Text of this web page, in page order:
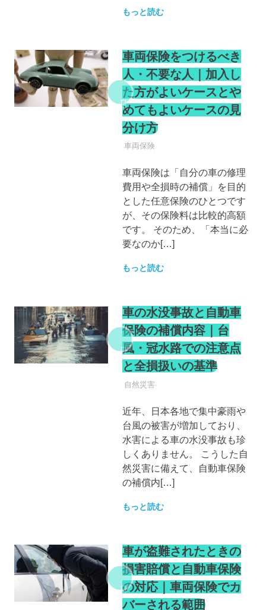
もっと読む
車両保険をつけるべき
人・不要な人｜加入し
た方がよいケースとや
めてもよいケースの見
分け方
自動車保険
車両保険
車両保険は「自分の車の修理
費用や全損時の補償」を目的
とした任意保険のひとつです
が、その保険料は比較的高額
です。 そのため、「本当に必
要なのか[…]
もっと読む
車の水没事故と自動車
保険の補償内容｜台
風・冠水路での注意点
と全損扱いの基準
自動車保険
自然災害
近年、日本各地で集中豪雨や
台風の被害が増加しており、
水害による車の水没事故も珍
しくありません。 こうした自
然災害に備えて、自動車保険
の補償内[…]
もっと読む
車が盗難されたときの
損害賠償と自動車保険
の対応｜車両保険でカ
バーされる範囲